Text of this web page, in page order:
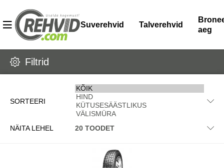
Suverehvid Talverehvid
aeg
Filtrid
SORTEERI
NÄITA LEHEL